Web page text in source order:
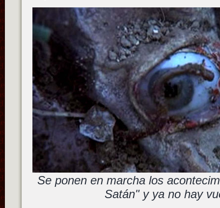
Se ponen en marcha los
Satán" y ya no hay